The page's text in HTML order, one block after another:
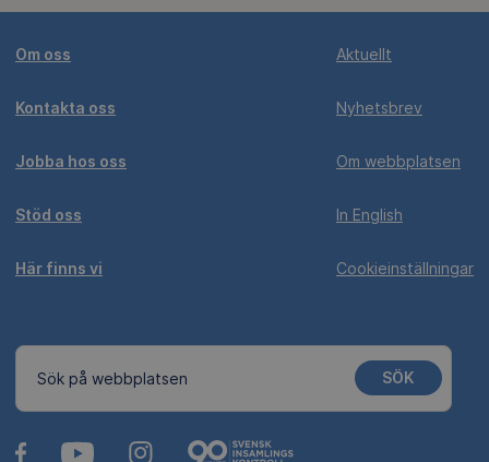
Om oss
Kontakta oss
Jobba hos oss
Stöd oss
Här finns vi
Aktuellt
Nyhetsbrev
Om webbplatsen
In English
Cookieinställningar
Sök på webbplatsen SÖK